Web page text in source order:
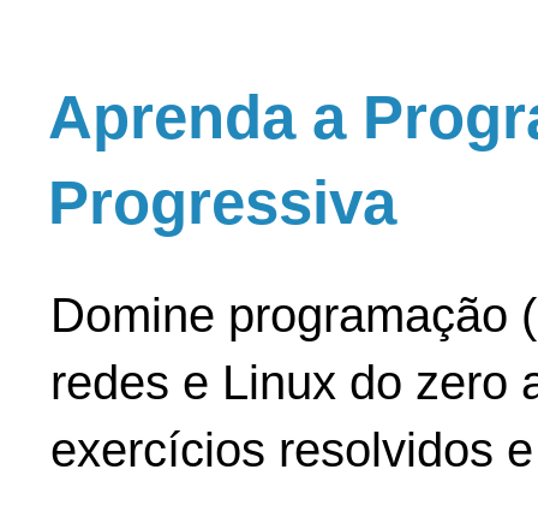
Aprenda a
Progressiva
Domine programação
redes e Linux do zero
exercícios resolvidos